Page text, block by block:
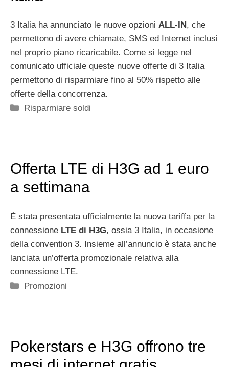
3 Italia ha annunciato le nuove opzioni ALL-IN , che
permettono di avere chiamate, SMS ed Internet inclusi
nel proprio piano ricaricabile. Come si legge nel
comunicato ufficiale queste nuove offerte di 3 Italia
permettono di risparmiare fino al 50% rispetto alle
offerte della concorrenza.
Categorie
Risparmiare soldi
Offerta LTE di H3G ad 1 euro
a settimana
È stata presentata ufficialmente la nuova tariffa per la
connessione LTE di H3G, ossia 3 Italia, in occasione
della convention 3. Insieme all’annuncio è stata anche
lanciata un’offerta promozionale relativa alla
connessione LTE.
Categorie
Promozioni
Pokerstars e H3G offrono tre